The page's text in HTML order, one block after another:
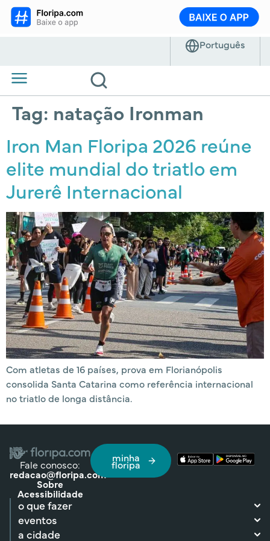
Tag: natação Ironman
Iron Man Floripa 2026 reúne
elite mundial do triatlo em
Jurerê Internacional
Com atletas de 16 países, prova em Florianópolis
consolida Santa Catarina como referência internacional
no triatlo de longa distância.
Fale conosco:
redacao@floripa.com
Sobre
Acessibilidade
minha
floripa
o que fazer
eventos
a cidade